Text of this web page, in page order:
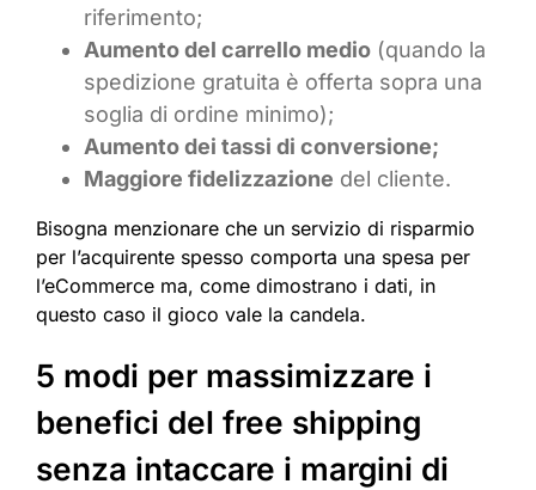
riferimento;
Aumento del carrello medio (quando la
spedizione gratuita è offerta sopra una
soglia di ordine minimo);
Aumento dei tassi di conversione;
Maggiore fidelizzazione del cliente.
Bisogna menzionare che un servizio di risparmio
per l’acquirente spesso comporta una spesa per
l’eCommerce ma, come dimostrano i dati, in
questo caso il gioco vale la candela.
5 modi per massimizzare i
benefici del free shipping
senza intaccare i margini di